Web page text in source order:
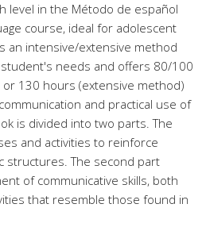
level in the Método de español
course, ideal for adolescent
an intensive/extensive method
needs and offers 80/100
130 hours (extensive method)
and practical use of
is divided into two parts. The
and activities to reinforce
structures. The second part
of communicative skills, both
that resemble those found in